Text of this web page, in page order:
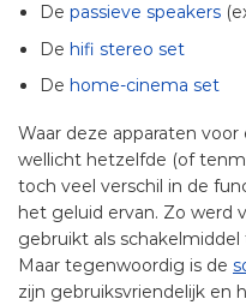
Depassieve speakers
Dehifi stereo set
Dehome-cinema set
Waar deze apparaten
wellicht hetzelfde (of
toch veel verschil in de
het geluid ervan. Zo werd
gebruikt als schakelmiddel
Maar tegenwoordig is de
zijn gebruiksvriendelijk en